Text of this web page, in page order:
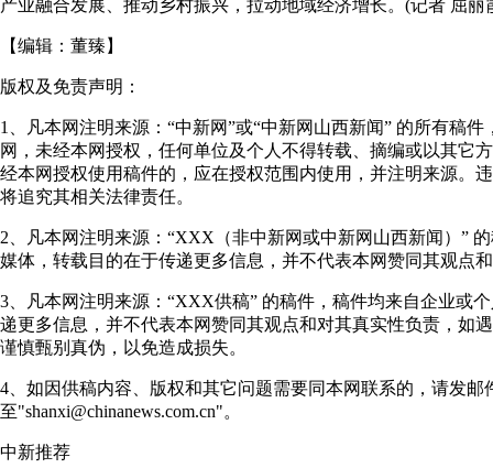
产业融合发展、推动乡村振兴，拉动地域经济增长。(记者 屈丽
【编辑： 董臻 】
版权及免责声明：
1、凡本网注明来源：“中新网”或“中新网山西新闻” 的所有稿
网，未经本网授权，任何单位及个人不得转载、摘编或以其它
经本网授权使用稿件的，应在授权范围内使用，并注明来源。
将追究其相关法律责任。
2、凡本网注明来源：“XXX（非中新网或中新网山西新闻）”
媒体，转载目的在于传递更多信息，并不代表本网赞同其观点
3、凡本网注明来源：“XXX供稿” 的稿件，稿件均来自企业或
递更多信息，并不代表本网赞同其观点和对其真实性负责，如
谨慎甄别真伪，以免造成损失。
4、如因供稿内容、版权和其它问题需要同本网联系的，请发邮
至"shanxi@chinanews.com.cn"。
中新推荐